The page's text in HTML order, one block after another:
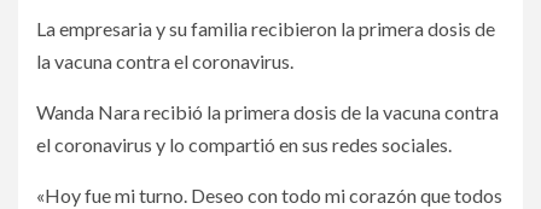
La empresaria y su familia recibieron la primera dosis de
la vacuna contra el coronavirus.
Wanda Nara recibió la primera dosis de la vacuna contra
el coronavirus y lo compartió en sus redes sociales.
«Hoy fue mi turno. Deseo con todo mi corazón que todos